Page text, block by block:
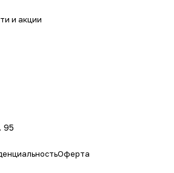
и акции
95
Оферта